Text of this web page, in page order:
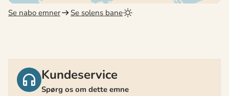
Se nabo emner Se solens bane
Kundeservice
Spørg os om dette emne